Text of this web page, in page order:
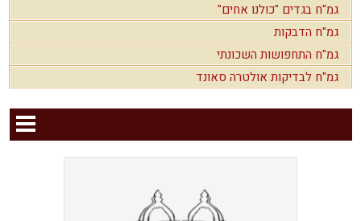
גמ"ח בגדים "כולנו אחים"
גמ"ח הדבקות
גמ"ח התחפושות השכונתי
גמ"ח לבדיקות אולטרה סאונד